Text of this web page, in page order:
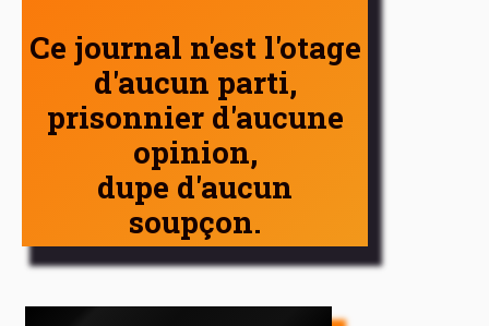
Ce journal n'est l'otage
d'aucun parti,
prisonnier d'aucune
opinion,
dupe d'aucun
soupçon.